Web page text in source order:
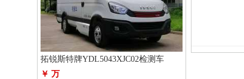
拓锐斯特牌YDL5043XJC02检测车
￥ 万